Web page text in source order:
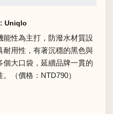
Uniqlo
能性為主打，防潑水材質設
耐用性，有著沉穩的黑色與
大口袋，延續品牌一貫的
（價格：NTD790）